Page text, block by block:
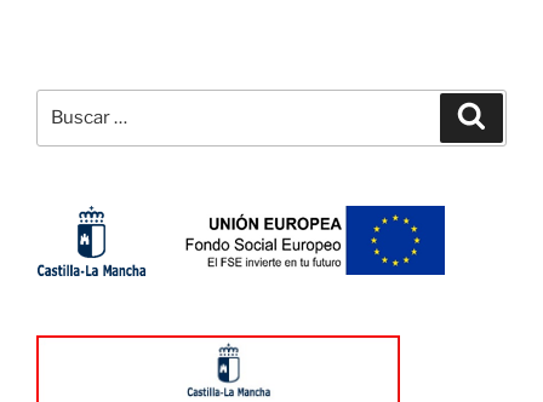
por: